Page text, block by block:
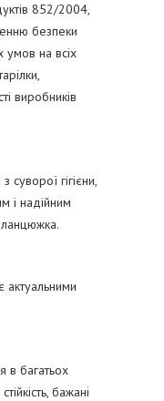
852/2004,
безпеки
умов на всіх
виробників
суворої гігієни,
і надійним
актуальними
в багатьох
бажані